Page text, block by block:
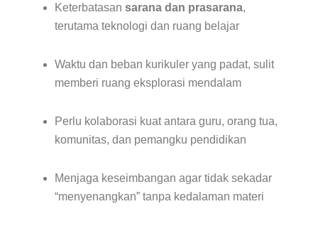
Keterbatasan sarana dan prasarana,
terutama teknologi dan ruang belajar
Waktu dan beban kurikuler yang padat, sulit
memberi ruang eksplorasi mendalam
Perlu kolaborasi kuat antara guru, orang tua,
komunitas, dan pemangku pendidikan
Menjaga keseimbangan agar tidak sekadar
“menyenangkan” tanpa kedalaman materi